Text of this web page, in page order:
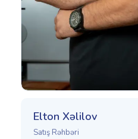
Elton Xəlilov
Satış Rəhbəri